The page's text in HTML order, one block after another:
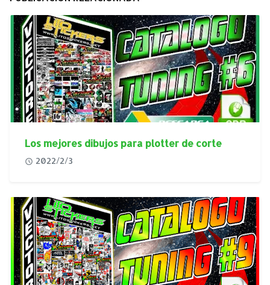
Los mejores dibujos para plotter de corte
2022/2/3